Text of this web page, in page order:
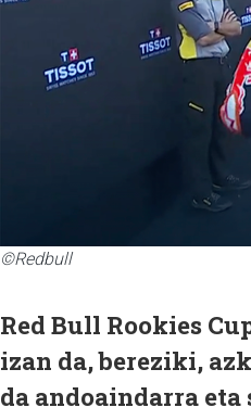
©Redbull
Red Bull Rookies
izan da, bereziki,
da andoaindarra